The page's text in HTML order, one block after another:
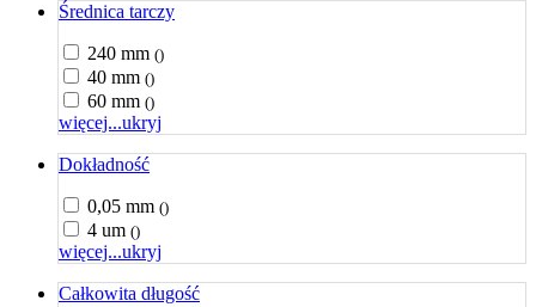
Średnica tarczy
240 mm ()
40 mm ()
60 mm ()
więcej...ukryj
Dokładność
0,05 mm ()
4 um ()
więcej...ukryj
Całkowita długość